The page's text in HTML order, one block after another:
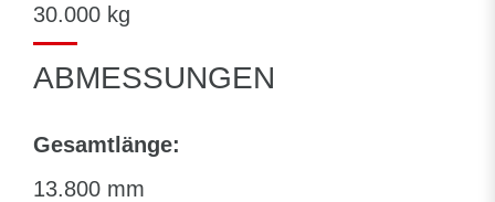
30.000 kg
ABMESSUNGEN
Gesamtlänge:
13.800 mm